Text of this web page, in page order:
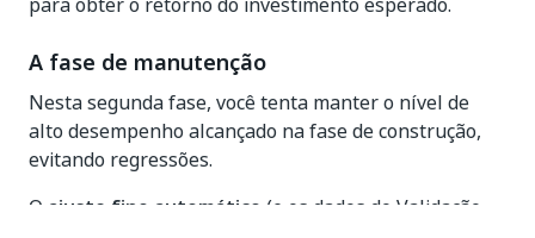
A fase de manutenção
Nesta segunda fase, você tenta manter o nível de
alto desempenho alcançado na fase de construção,
evitando regressões.
O ajuste fino automático (e os dados do Validação